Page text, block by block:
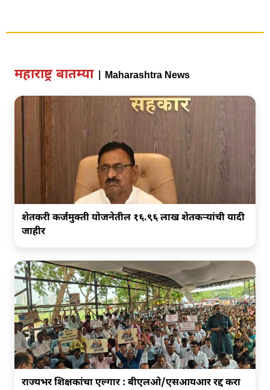
महाराष्ट्र बातम्या | Maharashtra News
शेतकरी कर्जमुक्ती योजनेतील १६.९६ लाख शेतकऱ्यांची यादी
जाहीर
राज्यभर शिक्षकांचा एल्गार : बीएलओ/एसआयआर रद्द करा